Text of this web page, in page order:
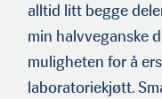
alltid litt begge
min halvveganske
muligheten for å
laboratoriekjøtt.